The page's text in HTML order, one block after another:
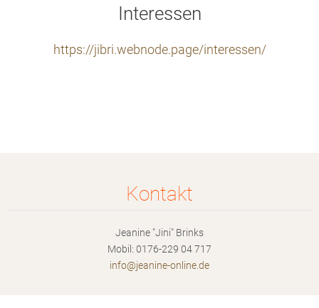
Interessen
https://jibri.webnode.page/interessen/
Kontakt
Jeanine "Jini" Brinks
Mobil: 0176-229 04 717
info@jeanine-onl ine.de